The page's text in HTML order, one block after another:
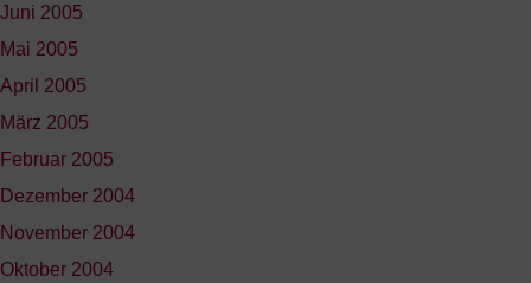
Juni 2005
Mai 2005
April 2005
März 2005
Februar 2005
Dezember 2004
November 2004
Oktober 2004